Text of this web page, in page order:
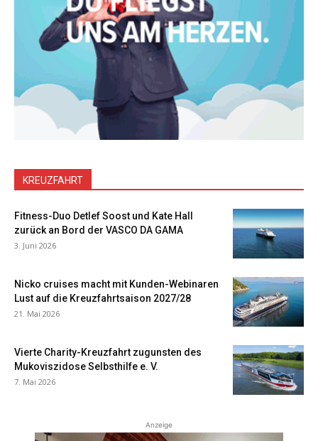
KREUZFAHRT
Fitness-Duo Detlef Soost und Kate Hall
zurück an Bord der VASCO DA GAMA
3. Juni 2026
Nicko cruises macht mit Kunden-Webinaren
Lust auf die Kreuzfahrtsaison 2027/28
21. Mai 2026
Vierte Charity-Kreuzfahrt zugunsten des
Mukoviszidose Selbsthilfe e. V.
7. Mai 2026
Anzeige